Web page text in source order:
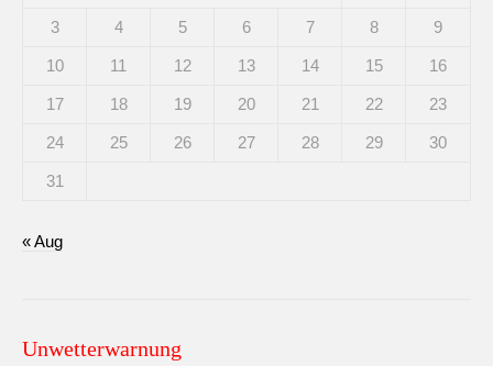
3 4 5 6 7 8 9
10 11 12 13 14 15 16
17 18 19 20 21 22 23
24 25 26 27 28 29 30
31
« Aug
Unwetterwarnung